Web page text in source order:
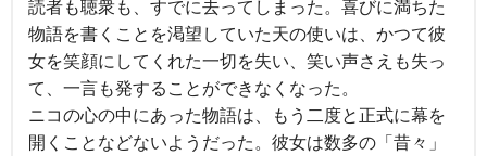
読者も聴衆も、すでに去ってしまった。喜びに満ちた
物語を書くことを渇望していた天の使いは、かつて彼
女を笑顔にしてくれた一切を失い、笑い声さえも失っ
て、一言も発することができなくなった。
ニコの心の中にあった物語は、もう二度と正式に幕を
開くことなどないようだった。彼女は数多の「昔々」